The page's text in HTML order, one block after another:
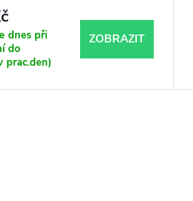
dnes při
do
prac.den)
ZOBRAZIT